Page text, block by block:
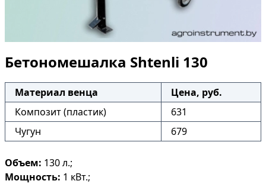
Бетономешалка Shtenli 130
Материал венца
Цена, руб.
Композит (пластик)
631
Чугун
679
Объем: 130 л.;
Мощность: 1 кВт.;